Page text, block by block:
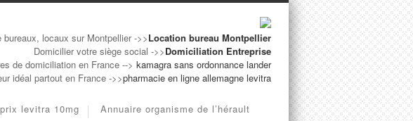
locaux sur Montpellier ->>Location bureau Montpellier
Domicilier votre siège social ->>Domiciliation Entreprise
de domiciliation en France --> kamagra sans ordonnance lander
idéal partout en France ->>pharmacie en ligne allemagne levitra
prix levitra 10mg Annuaire organisme de l’hérault